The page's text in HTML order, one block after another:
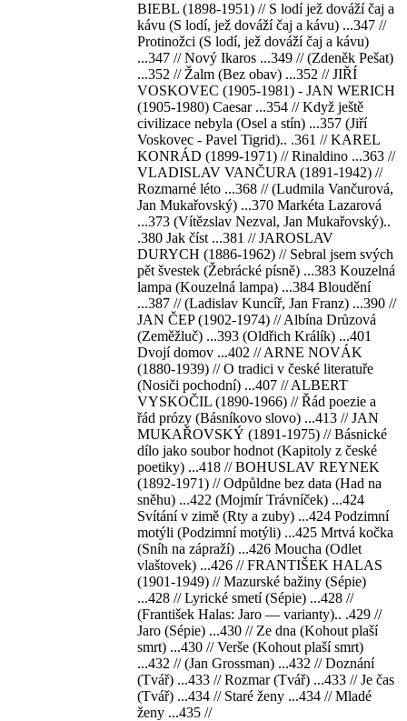
BIEBL (1898-1951) // S lodí jež dováží čaj a
kávu (S lodí, jež dováží čaj a kávu) ...347 //
Protinožci (S lodí, jež dováží čaj a kávu)
...347 // Nový Ikaros ...349 // (Zdeněk Pešat)
...352 // Žalm (Bez obav) ...352 // JIŘÍ
VOSKOVEC (1905-1981) - JAN WERICH
(1905-1980) Caesar ...354 // Když ještě
civilizace nebyla (Osel a stín) ...357 (Jiří
Voskovec - Pavel Tigrid).. .361 // KAREL
KONRÁD (1899-1971) // Rinaldino ...363 //
VLADISLAV VANČURA (1891-1942) //
Rozmarné léto ...368 // (Ludmila Vančurová,
Jan Mukařovský) ...370 Markéta Lazarová
...373 (Vítězslav Nezval, Jan Mukařovský)..
.380 Jak číst ...381 // JAROSLAV
DURYCH (1886-1962) // Sebral jsem svých
pět švestek (Žebrácké písně) ...383 Kouzelná
lampa (Kouzelná lampa) ...384 Bloudění
...387 // (Ladislav Kuncíř, Jan Franz) ...390 //
JAN ČEP (1902-1974) // Albína Drůzová
(Zeměžluč) ...393 (Oldřich Králík) ...401
Dvojí domov ...402 // ARNE NOVÁK
(1880-1939) // O tradici v české literatuře
(Nosiči pochodní) ...407 // ALBERT
VYSKOČIL (1890-1966) // Řád poezie a
řád prózy (Básníkovo slovo) ...413 // JAN
MUKAŘOVSKÝ (1891-1975) // Básnické
dílo jako soubor hodnot (Kapitoly z české
poetiky) ...418 // BOHUSLAV REYNEK
(1892-1971) // Odpůldne bez data (Had na
sněhu) ...422 (Mojmír Trávníček) ...424
Svítání v zimě (Rty a zuby) ...424 Podzimní
motýli (Podzimní motýli) ...425 Mrtvá kočka
(Sníh na zápraží) ...426 Moucha (Odlet
vlaštovek) ...426 // FRANTIŠEK HALAS
(1901-1949) // Mazurské bažiny (Sépie)
...428 // Lyrické smetí (Sépie) ...428 //
(František Halas: Jaro — varianty).. .429 //
Jaro (Sépie) ...430 // Ze dna (Kohout plaší
smrt) ...430 // Verše (Kohout plaší smrt)
...432 // (Jan Grossman) ...432 // Doznání
(Tvář) ...433 // Rozmar (Tvář) ...433 // Je čas
(Tvář) ...434 // Staré ženy ...434 // Mladé
ženy ...435 //